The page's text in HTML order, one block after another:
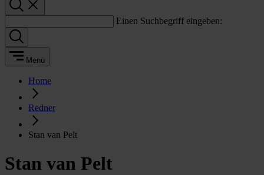
Einen Suchbegriff eingeben:
Menü
Home
Redner
Stan van Pelt
Stan van Pelt